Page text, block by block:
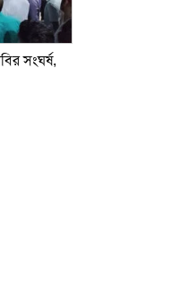
সংঘর্ষ,